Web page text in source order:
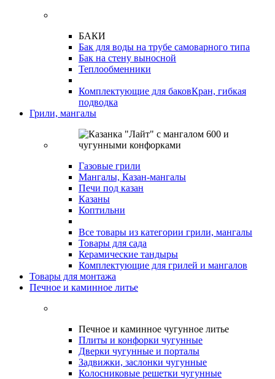
БАКИ
Бак для воды на трубе самоварного типа
Бак на стену выносной
Теплообменники
Комплектующие для баковКран, гибкая
подводка
Грили, мангалы
Газовые грили
Мангалы, Казан-мангалы
Печи под казан
Казаны
Коптильни
Все товары из категории грили, мангалы
Товары для сада
Керамические тандыры
Комплектующие для грилей и мангалов
Товары для монтажа
Печное и каминное литье
Печное и каминное чугунное литье
Плиты и конфорки чугунные
Дверки чугунные и порталы
Задвижки, заслонки чугунные
Колосниковые решетки чугунные